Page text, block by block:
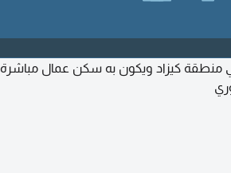
منطقة كيزاد ويكون به سكن عمال مباشرة